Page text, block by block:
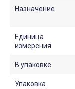
Назначение
Единица
измерения
В упаковке
Упаковка